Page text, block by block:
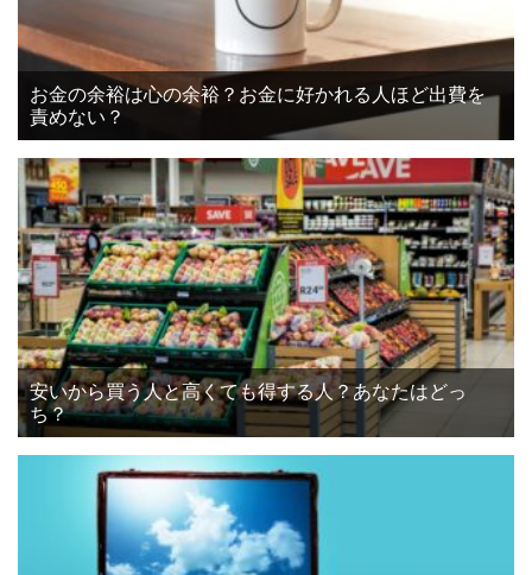
お金の余裕は心の余裕？お金に好かれる人ほど出費を
責めない？
安いから買う人と高くても得する人？あなたはどっ
ち？